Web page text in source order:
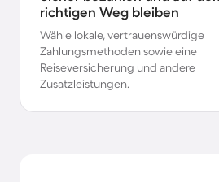
richtigen Weg bleiben
Wähle lokale, vertrauenswürdige
Zahlungsmethoden sowie eine
Reiseversicherung und andere
Zusatzleistungen.